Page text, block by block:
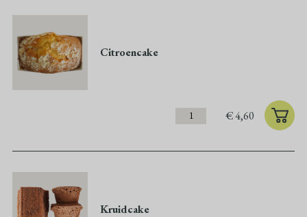
Citroencake
€4,60
Kruidcake